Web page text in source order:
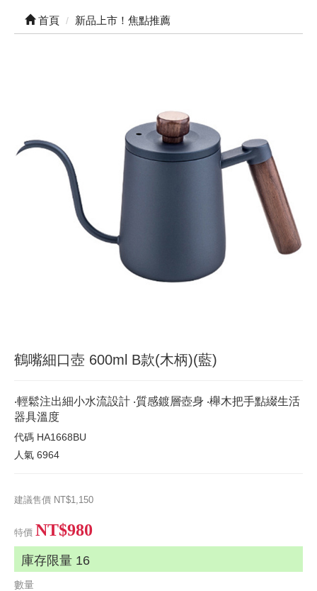
首頁 新品上市！焦點推薦
鶴嘴細口壺 600ml B款(木柄)(藍)
‧輕鬆注出細小水流設計 ‧質感鍍層壺身 ‧櫸木把手點綴生活
器具溫度
代碼 HA1668BU
人氣 6964
建議售價 NT$1,150
特價 NT$980
庫存限量 16
數量